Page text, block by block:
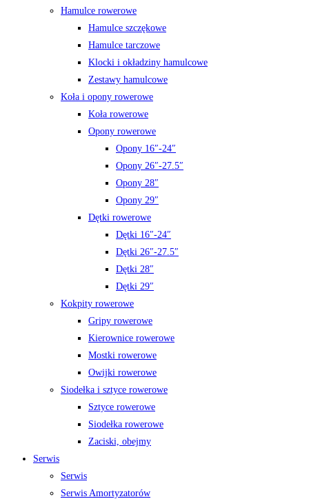
Hamulce rowerowe
Hamulce szczękowe
Hamulce tarczowe
Klocki i okładziny hamulcowe
Zestawy hamulcowe
Koła i opony rowerowe
Koła rowerowe
Opony rowerowe
Opony 16″-24″
Opony 26″-27.5″
Opony 28″
Opony 29″
Dętki rowerowe
Dętki 16″-24″
Dętki 26″-27.5″
Dętki 28″
Dętki 29″
Kokpity rowerowe
Gripy rowerowe
Kierownice rowerowe
Mostki rowerowe
Owijki rowerowe
Siodełka i sztyce rowerowe
Sztyce rowerowe
Siodełka rowerowe
Zaciski, obejmy
Serwis
Serwis
Serwis Amortyzatorów